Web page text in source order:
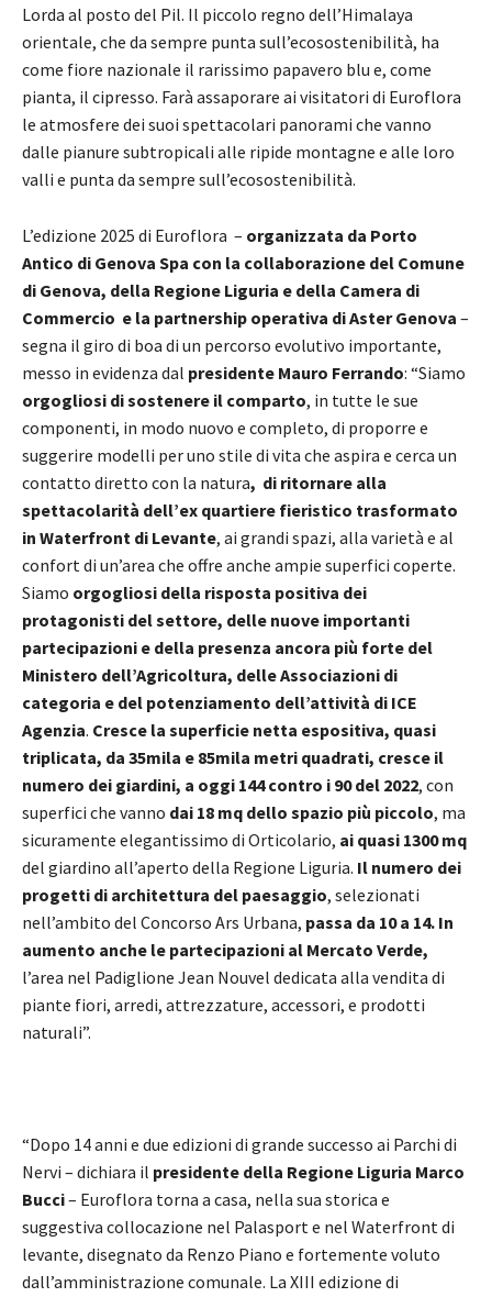
Lorda al posto del Pil. Il piccolo regno dell’Himalaya
orientale, che da sempre punta sull’ecosostenibilità, ha
come fiore nazionale il rarissimo papavero blu e, come
pianta, il cipresso. Farà assaporare ai visitatori di Euroflora
le atmosfere dei suoi spettacolari panorami che vanno
dalle pianure subtropicali alle ripide montagne e alle loro
valli e punta da sempre sull’ecosostenibilità.
L’edizione 2025 di Euroflora – organizzata da Porto
Antico di Genova Spa con la collaborazione del Comune
di Genova, della Regione Liguria e della Camera di
Commercio e la partnership operativa di Aster Genova –
segna il giro di boa di un percorso evolutivo importante,
messo in evidenza dal presidente Mauro Ferrando: “Siamo
orgogliosi di sostenere il comparto, in tutte le sue
componenti, in modo nuovo e completo, di proporre e
suggerire modelli per uno stile di vita che aspira e cerca un
contatto diretto con la natura, di ritornare alla
spettacolarità dell’ex quartiere fieristico trasformato
in Waterfront di Levante, ai grandi spazi, alla varietà e al
confort di un’area che offre anche ampie superfici coperte.
Siamo orgogliosi della risposta positiva dei
protagonisti del settore, delle nuove importanti
partecipazioni e della presenza ancora più forte del
Ministero dell’Agricoltura, delle Associazioni di
categoria e del potenziamento dell’attività di ICE
Agenzia. Cresce la superficie netta espositiva, quasi
triplicata, da 35mila e 85mila metri quadrati, cresce il
numero dei giardini, a oggi 144 contro i 90 del 2022, con
superfici che vanno dai 18 mq dello spazio più piccolo, ma
sicuramente elegantissimo di Orticolario, ai quasi 1300 mq
del giardino all’aperto della Regione Liguria. Il numero dei
progetti di architettura del paesaggio, selezionati
nell’ambito del Concorso Ars Urbana, passa da 10 a 14. In
aumento anche le partecipazioni al Mercato Verde,
l’area nel Padiglione Jean Nouvel dedicata alla vendita di
piante fiori, arredi, attrezzature, accessori, e prodotti
naturali”.
“Dopo 14 anni e due edizioni di grande successo ai Parchi di
Nervi – dichiara il presidente della Regione Liguria Marco
Bucci– Euroflora torna a casa, nella sua storica e
suggestiva collocazione nel Palasport e nel Waterfront di
levante, disegnato da Renzo Piano e fortemente voluto
dall’amministrazione comunale. La XIII edizione di